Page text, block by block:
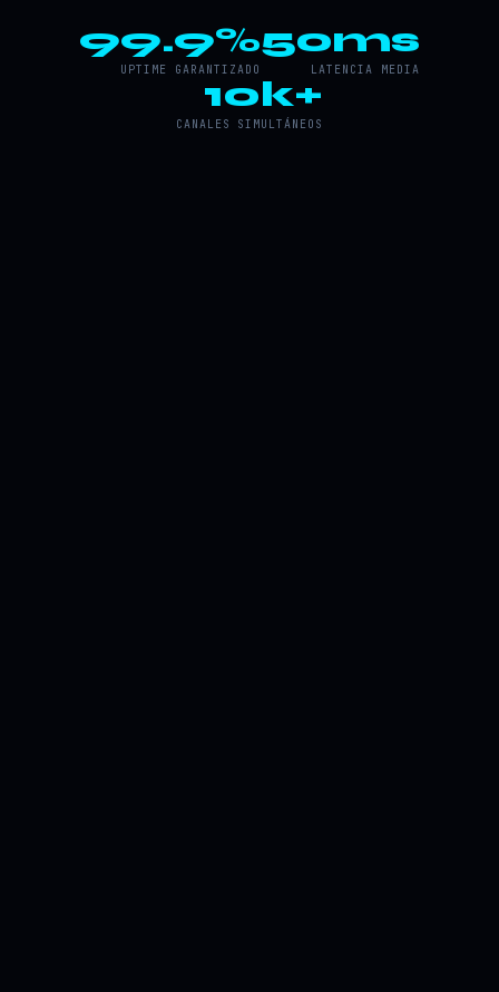
99.9%
UPTIME GARANTIZADO
50ms
LATENCIA MEDIA
10k+
CANALES SIMULTÁNEOS